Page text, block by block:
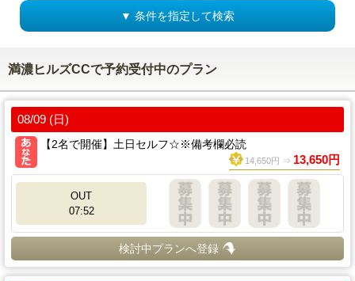
▼ 条件を指定して検索
満濃ヒルズCCで予約受付中のプラン
08/09 (日)
【2名で開催】土日セルフ☆※備考欄必読
14,650円 ⇒ 13,650円
OUT
07:52
検討中プランへ登録